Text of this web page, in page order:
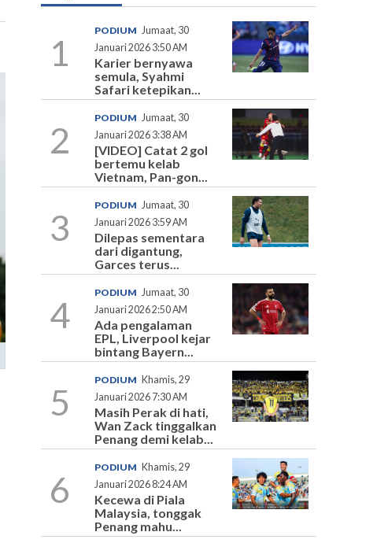
1
PODIUM Jumaat, 30
Januari 2026 3:50 AM
Karier bernyawa
semula, Syahmi
Safari ketepikan...
2
PODIUM Jumaat, 30
Januari 2026 3:38 AM
[VIDEO] Catat 2 gol
bertemu kelab
Vietnam, Pan-gon...
3
PODIUM Jumaat, 30
Januari 2026 3:59 AM
Dilepas sementara
dari digantung,
Garces terus...
4
PODIUM Jumaat, 30
Januari 2026 2:50 AM
Ada pengalaman
EPL, Liverpool kejar
bintang Bayern...
5
PODIUM Khamis, 29
Januari 2026 7:30 AM
Masih Perak di hati,
Wan Zack tinggalkan
Penang demi kelab...
6
PODIUM Khamis, 29
Januari 2026 8:24 AM
Kecewa di Piala
Malaysia, tonggak
Penang mahu...